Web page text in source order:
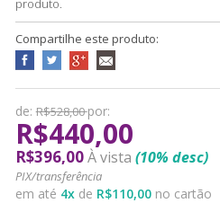
produto.
Compartilhe este produto:
de: R$528,00por:
R$440,00
R$396,00À vista (10% desc)
PIX/transferência
em até 4xde R$110,00no cartão